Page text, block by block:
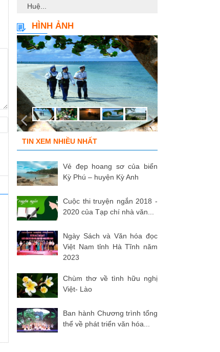
Huệ...
HÌNH ẢNH
TIN XEM NHIỀU NHẤT
Vẻ đẹp hoang sơ của biển
Kỳ Phú – huyện Kỳ Anh
Cuộc thi truyện ngắn 2018 -
2020 của Tạp chí nhà văn...
Ngày Sách và Văn hóa đọc
Việt Nam tỉnh Hà Tĩnh năm
2023
Chùm thơ về tình hữu nghị
Việt- Lào
Ban hành Chương trình tổng
thể về phát triển văn hóa...